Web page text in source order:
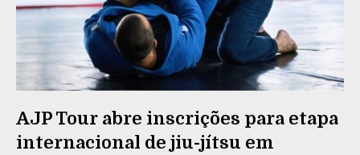
AJP Tour abre inscrições para etapa
internacional de jiu-jítsu em